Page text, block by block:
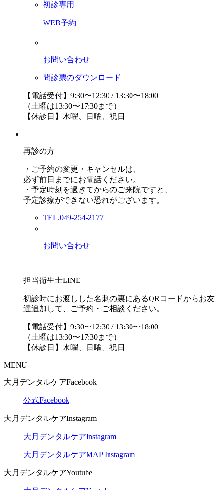
初診専用
WEB予約
お問い合わせ
問診票のダウンロード
【電話受付】9:30〜12:30 / 13:30〜18:00
（土曜は13:30〜17:30まで）
【休診日】水曜、日曜、祝日
再診の方
・ご予約の変更・キャンセルは、
必ず前日までにお電話ください。
・予定時刻を過ぎてからのご来院ですと、
予定診療ができない恐れがございます。
TEL.049-254-2177
お問い合わせ
担当衛生士LINE
初診時にお渡しした名刺の裏にあるQRコードからお友
達追加して、ご予約・ご相談ください。
【電話受付】9:30〜12:30 / 13:30〜18:00
（土曜は13:30〜17:30まで）
【休診日】水曜、日曜、祝日
MENU
大月デンタルケアFacebook
公式Facebook
大月デンタルケアInstagram
大月デンタルケアInstagram
大月デンタルケアMAP Instagram
大月デンタルケアYoutube